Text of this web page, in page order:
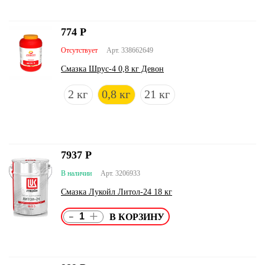
Арт. 338662649
Отсутствует
Смазка Шрус-4 0,8 кг Девон
2 кг 0,8 кг 21 кг
774 Р
Арт. 3206933
В наличии
Смазка Лукойл Литол-24 18 кг
7937 Р
- +